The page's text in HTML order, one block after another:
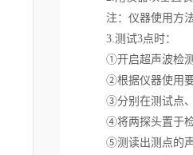
注：仪器使用方法
3.测试3点时：
①开启超声波检测
②根据仪器使用要
③分别在测试点、
④将两探头置于检
⑤测读出测点的声